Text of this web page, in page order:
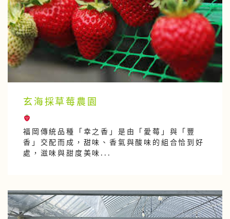
玄海採草莓農園
福岡傳統品種「幸之香」是由「愛莓」與「豐
香」交配而成，甜味、香氣與酸味的組合恰到好
處，滋味與甜度美味...